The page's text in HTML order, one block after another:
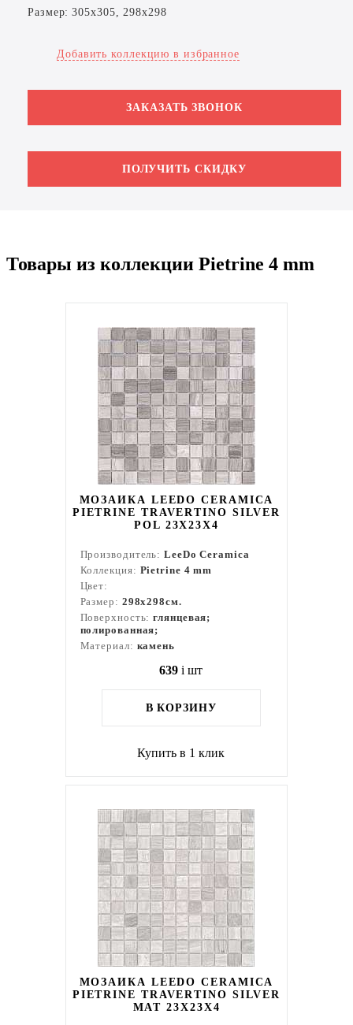
Размер: 305x305, 298x298
Добавить коллекцию в избранное
ЗАКАЗАТЬ ЗВОНОК
ПОЛУЧИТЬ СКИДКУ
Товары из коллекции Pietrine 4 mm
МОЗАИКА LEEDO CERAMICA
PIETRINE TRAVERTINO SILVER
POL 23X23X4
Производитель:LeeDo Ceramica
Коллекция: Pietrine 4 mm
Цвет:
Размер: 298x298см.
Поверхность:глянцевая;
полированная;
Материал: камень
639 i шт
В КОРЗИНУ
Купить в 1 клик
МОЗАИКА LEEDO CERAMICA
PIETRINE TRAVERTINO SILVER
MAT 23X23X4